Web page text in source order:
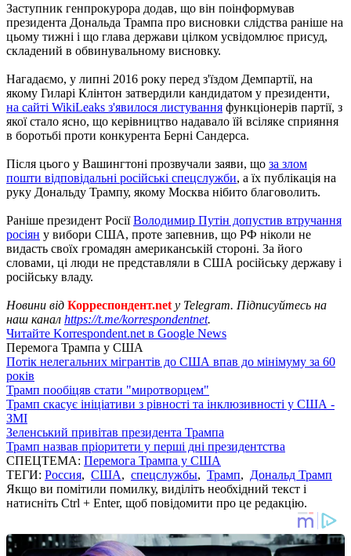
Заступник генпрокурора додав, що він поінформував
президента Дональда Трампа про висновки слідства раніше на
цьому тижні і що глава держави цілком усвідомлює присуд,
складений в обвинувальному висновку.
Нагадаємо, у липні 2016 року перед з'їздом Демпартії, на
якому Гиларі Клінтон затвердили кандидатом у президенти,
на сайті WikiLeaks з'явилося листування функціонерів партії, з
якої стало ясно, що керівництво надавало їй всіляке сприяння
в боротьбі проти конкурента Берні Сандерса.
Після цього у Вашингтоні прозвучали заяви, що за злом
пошти відповідальні російські спецслужби, а їх публікація на
руку Дональду Трампу, якому Москва нібито благоволить.
Раніше президент РосіїВолодимир Путін допустив втручання
росіян у вибори США, проте запевнив, що РФ ніколи не
видасть своїх громадян американській стороні. За його
словами, ці люди не представляли в США російську державу і
російську владу.
Новини від Корреспондент.net у Telegram. Підписуйтесь на
наш канал https://t.me/korrespondentnet.
Читайте Korrespondent.net в Google News
Перемога Трампа у США
Потік нелегальних мігрантів до США впав до мінімуму за 60
років
Трамп пообіцяв стати "миротворцем"
Трамп скасує ініціативи з рівності та інклюзивності у США -
ЗМІ
Зеленський привітав президента Трампа
Трамп назвав пріоритети у перші дні президентства
СПЕЦТЕМА: Перемога Трампа у США
ТЕГИ: Россия, США, спецслужбы, Трамп, Дональд Трамп
Якщо ви помітили помилку, виділіть необхідний текст і
натисніть Ctrl + Enter, щоб повідомити про це редакцію.